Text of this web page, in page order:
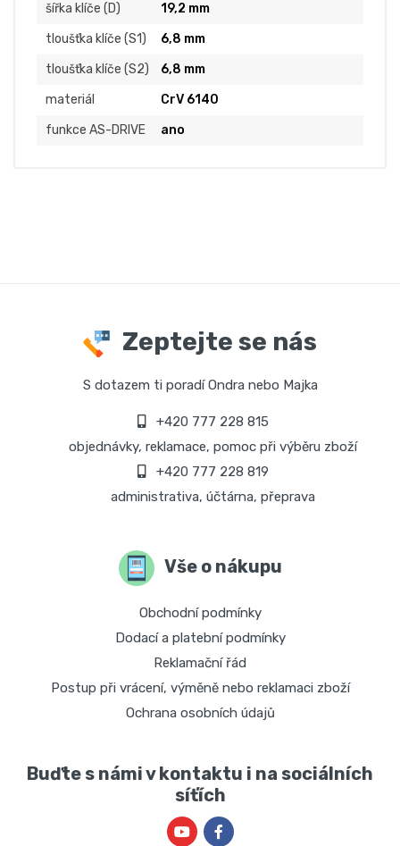
šířka klíče (D)
19,2 mm
tloušťka klíče (S1)
6,8 mm
tloušťka klíče (S2)
6,8 mm
materiál
CrV 6140
funkce AS-DRIVE
ano
Zeptejte se nás
S dotazem ti poradí Ondra nebo Majka
+420 777 228 815
objednávky, reklamace, pomoc při výběru zboží
+420 777 228 819
administrativa, účtárna, přeprava
Vše o nákupu
Obchodní podmínky
Dodací a platební podmínky
Reklamační řád
Postup při vrácení, výměně nebo reklamaci zboží
Ochrana osobních údajů
Buďte s námi v kontaktu i na sociálních
síťích